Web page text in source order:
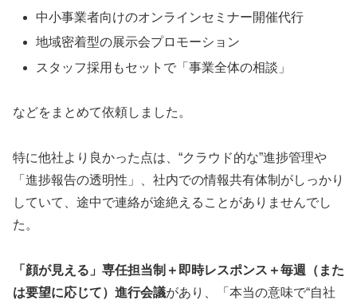
中小事業者向けのオンラインセミナー開催代行
地域密着型の展示会プロモーション
スタッフ採用もセットで「事業全体の相談」
などをまとめて依頼しました。
特に他社より良かった点は、“クラウド的な”進捗管理や
「進捗報告の透明性」、社内での情報共有体制がしっかり
していて、途中で連絡が途絶えることがありませんでし
た。
「顔が見える」専任担当制＋即時レスポンス＋毎週（また
は要望に応じて）進行会議があり、「本当の意味で“自社